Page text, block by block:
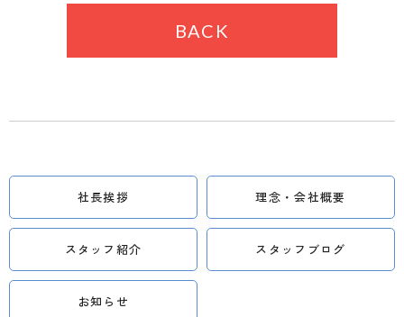
BACK
社長挨拶 理念・会社概要
スタッフ紹介 スタッフブログ
お知らせ